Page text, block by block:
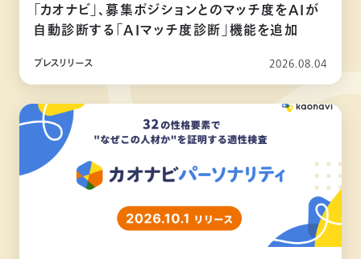
「カオナビ」、募集ポジションとのマッチ度をAIが
自動診断する「AIマッチ度診断」機能を追加
プレスリリース 2026.08.04